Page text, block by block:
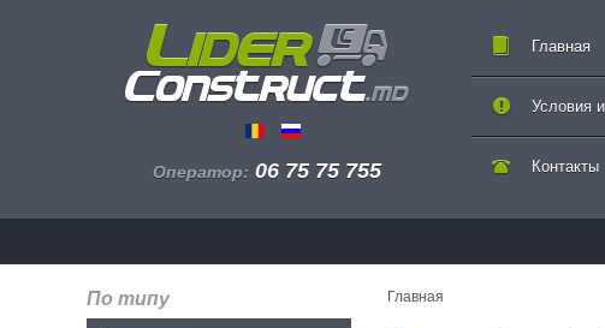
Оператор: 06 75 75 755
Главная
Контакты
Условия
По типу Главная